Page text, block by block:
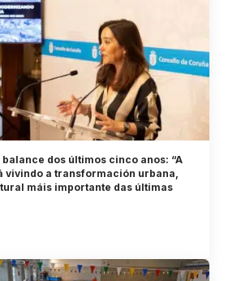
balance dos últimos cinco anos: “A
vivindo a transformación urbana,
máis importante das últimas